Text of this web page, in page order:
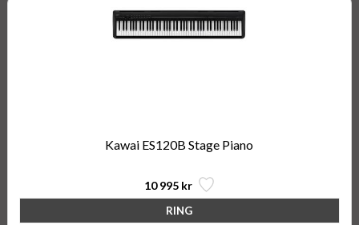
Kawai ES120B Stage Piano
10 995 kr